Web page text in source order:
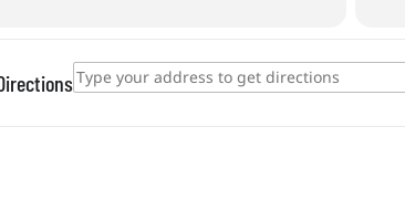
Address - Kokarden basteln []